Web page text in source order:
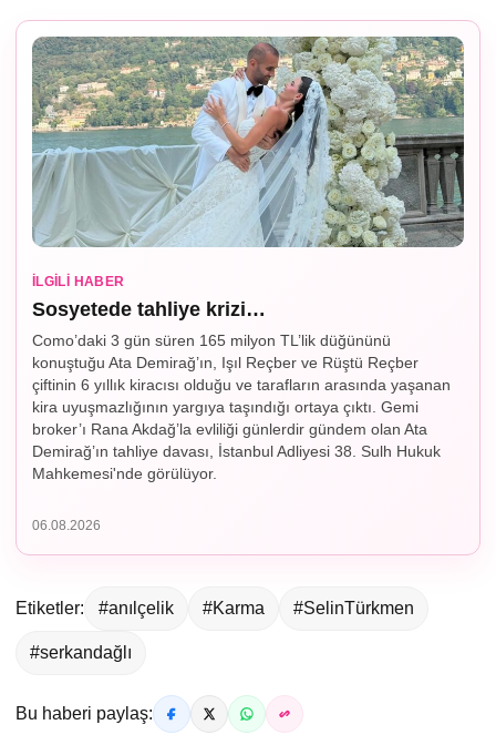
İLGILI HABER
Sosyetede tahliye krizi…
Como’daki 3 gün süren 165 milyon TL’lik düğününü
konuştuğu Ata Demirağ’ın, Işıl Reçber ve Rüştü Reçber
çiftinin 6 yıllık kiracısı olduğu ve tarafların arasında yaşanan
kira uyuşmazlığının yargıya taşındığı ortaya çıktı. Gemi
broker’ı Rana Akdağ’la evliliği günlerdir gündem olan Ata
Demirağ’ın tahliye davası, İstanbul Adliyesi 38. Sulh Hukuk
Mahkemesi'nde görülüyor.
06.08.2026
Etiketler: #anılçelik #Karma #SelinTürkmen
#serkandağlı
Bu haberi paylaş: